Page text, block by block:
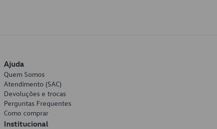
Ajuda
Quem Somos
Atendimento (SAC)
Devoluções e trocas
Perguntas Frequentes
Como comprar
Institucional